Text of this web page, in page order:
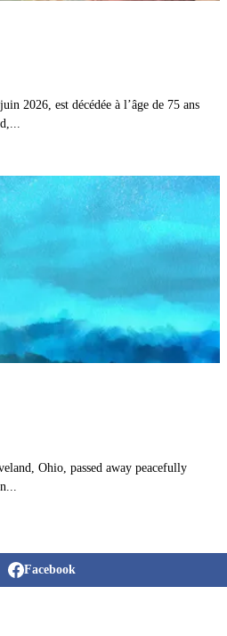
2026, est décédée à l’âge de 75 ans
Ohio, passed away peacefully
Facebook